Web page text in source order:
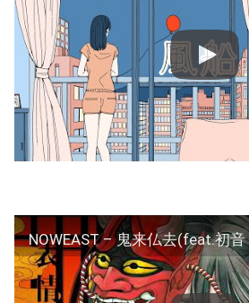
NOWEAST – 鬼来仏去(feat.初